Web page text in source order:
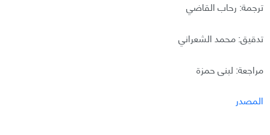
ترجمة: رحاب القاضي
تدقيق: محمد الشعراني
مراجعة: لبنى حمزة
المصدر